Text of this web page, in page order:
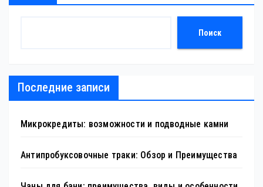
Поиск
Последние записи
Микрокредиты: возможности и подводные камни
Антипробуксовочные траки: Обзор и Преимущества